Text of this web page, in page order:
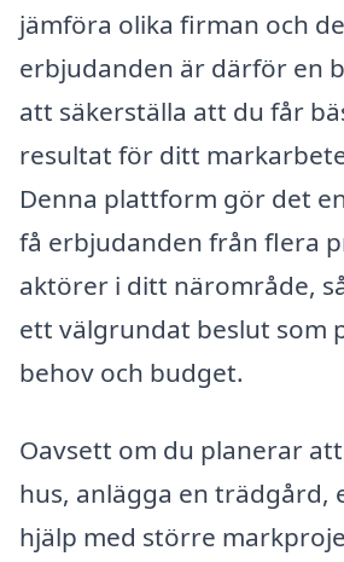
jämföra olika firman och
erbjudanden är därför en
att säkerställa att du får
resultat för ditt
Denna plattform gör det
få erbjudanden från flera
aktörer i ditt närområde,
ett välgrundat beslut som
behov och budget.
Oavsett om du planerar
hus, anlägga en trädgård,
hjälp med större